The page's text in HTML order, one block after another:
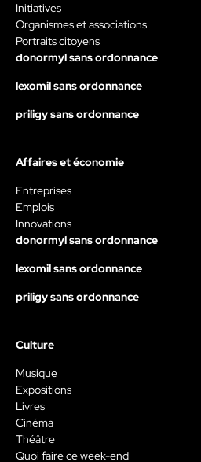
Initiatives
Organismes et associations
Portraits citoyens
donormyl sans ordonnance
lexomil sans ordonnance
priligy sans ordonnance
Affaires et économie
Entreprises
Emplois
Innovations
donormyl sans ordonnance
lexomil sans ordonnance
priligy sans ordonnance
Culture
Musique
Expositions
Livres
Cinéma
Théâtre
Quoi faire ce week-end